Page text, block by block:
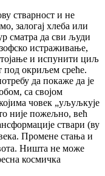
стварност и не
залогај хлеба или
сматра да сви људи
истраживање,
и испунити циљ
под окриљем среће.
да покаже да је
са својом
човек „уљуљкује
није пожељно, већ
ствари (ву
Промене стања и
Ништа не може
космичка